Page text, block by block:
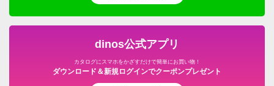
dinos公式アプリ
カタログにスマホをかざすだけで簡単にお買い物！
ダウンロード＆新規ログインでクーポンプレゼント